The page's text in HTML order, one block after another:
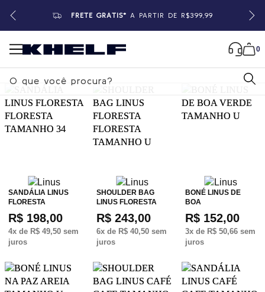
FRETE GRÁTIS* A PARTIR DE R$399,99
0
B
SANDÁLIA LINUS
FLORESTA
R$ 198,00
4x de R$ 49,50 sem
juros
SHOULDER BAG
LINUS FLORESTA
R$ 243,00
6x de R$ 40,50 sem
juros
BONÉ LINUS DE
BOA
R$ 152,00
3x de R$ 50,66sem
juros